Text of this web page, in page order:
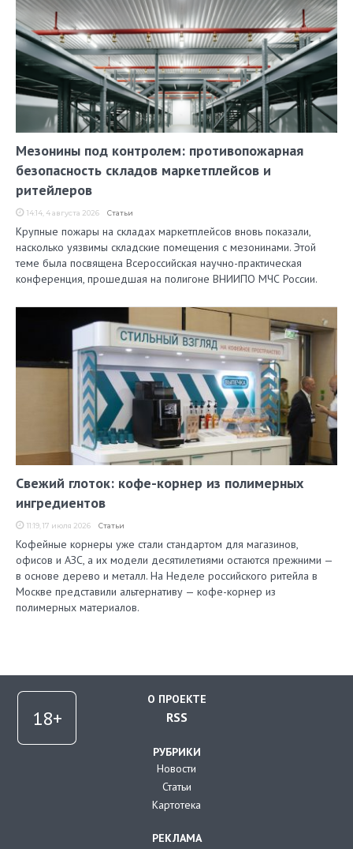
Мезонины под контролем: противопожарная
безопасность складов маркетплейсов и
ритейлеров
14:14, 4 августа 2026 Статьи
Крупные пожары на складах маркетплейсов вновь показали,
насколько уязвимы складские помещения с мезонинами. Этой
теме была посвящена Всероссийская научно-практическая
конференция, прошедшая на полигоне ВНИИПО МЧС России.
Свежий глоток: кофе-корнер из полимерных
ингредиентов
11:19, 17 июля 2026 Статьи
Кофейные корнеры уже стали стандартом для магазинов,
офисов и АЗС, а их модели десятилетиями остаются прежними —
в основе дерево и металл. На Неделе российского ритейла в
Москве представили альтернативу — кофе-корнер из
полимерных материалов.
О ПРОЕКТЕ
RSS
РУБРИКИ
Новости
Статьи
Картотека
РЕКЛАМА